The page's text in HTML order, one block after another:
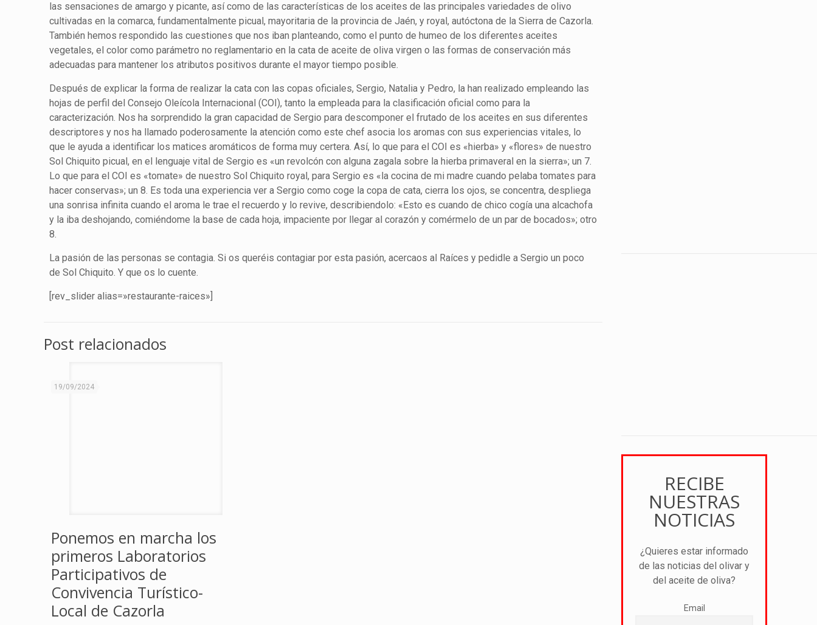
las sensaciones de amargo y picante, así como de las características de los aceites de las principales variedades de olivo
cultivadas en la comarca, fundamentalmente picual, mayoritaria de la provincia de Jaén, y royal, autóctona de la Sierra de Cazorla.
También hemos respondido las cuestiones que nos iban planteando, como el punto de humeo de los diferentes aceites
vegetales, el color como parámetro no reglamentario en la cata de aceite de oliva virgen o las formas de conservación más
adecuadas para mantener los atributos positivos durante el mayor tiempo posible.
Después de explicar la forma de realizar la cata con las copas oficiales, Sergio, Natalia y Pedro, la han realizado empleando las
hojas de perfil del Consejo Oleícola Internacional (COI), tanto la empleada para la clasificación oficial como para la
caracterización. Nos ha sorprendido la gran capacidad de Sergio para descomponer el frutado de los aceites en sus diferentes
descriptores y nos ha llamado poderosamente la atención como este chef asocia los aromas con sus experiencias vitales, lo
que le ayuda a identificar los matices aromáticos de forma muy certera. Así, lo que para el COI es «hierba» y «flores» de nuestro
Sol Chiquito picual, en el lenguaje vital de Sergio es «un revolcón con alguna zagala sobre la hierba primaveral en la sierra»; un 7.
Lo que para el COI es «tomate» de nuestro Sol Chiquito royal, para Sergio es «la cocina de mi madre cuando pelaba tomates para
hacer conservas»; un 8. Es toda una experiencia ver a Sergio como coge la copa de cata, cierra los ojos, se concentra, despliega
una sonrisa infinita cuando el aroma le trae el recuerdo y lo revive, describiendolo: «Esto es cuando de chico cogía una alcachofa
y la iba deshojando, comiéndome la base de cada hoja, impaciente por llegar al corazón y comérmelo de un par de bocados»; otro
8.
La pasión de las personas se contagia. Si os queréis contagiar por esta pasión, acercaos al Raíces y pedidle a Sergio un poco
de Sol Chiquito. Y que os lo cuente.
[rev_slider alias=»restaurante-raices»]
Post relacionados
19/09/2024
Ponemos en marcha los
primeros Laboratorios
Participativos de
Convivencia Turístico-
Local de Cazorla
RECIBE
NUESTRAS
NOTICIAS
¿Quieres estar informado
de las noticias del olivar y
del aceite de oliva?
Email